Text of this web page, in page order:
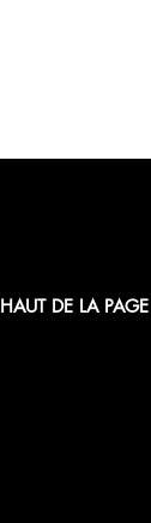
HAUT DE LA PAGE